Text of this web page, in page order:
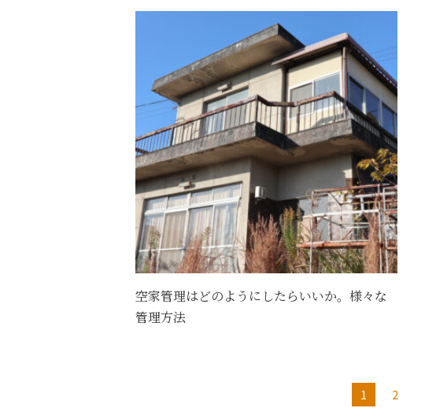
空家管理はどのようにしたらいいか。様々な
管理方法
1 2